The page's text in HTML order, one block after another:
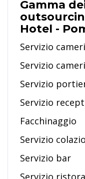
Gamma
Hotel -
Servizio
Servizio
Servizio
Servizio
Facchinaggio
Servizio
Servizio bar
Servizio